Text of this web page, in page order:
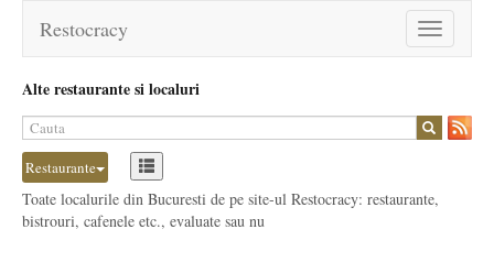
Toggle
navigation
Restocracy
Alte restaurante si localuri
Restaurante
Toate localurile din Bucuresti de pe site-ul Restocracy: restaurante,
bistrouri, cafenele etc., evaluate sau nu